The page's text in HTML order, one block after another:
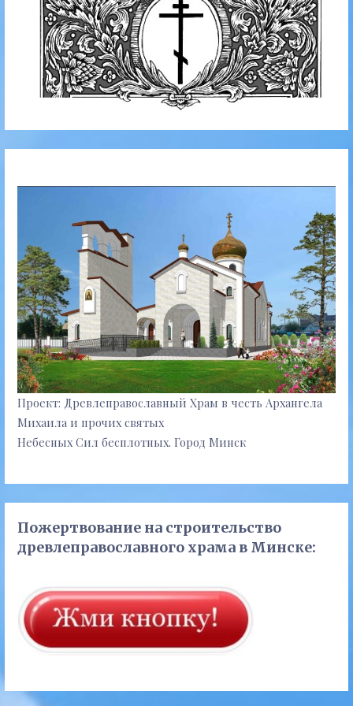
Проект: Древлеправославный Храм в честь Архангела
Михаила и прочих святых
Небесных Сил бесплотных. Город Минск
Пожертвование на строительство
древлеправославного храма в Минске: